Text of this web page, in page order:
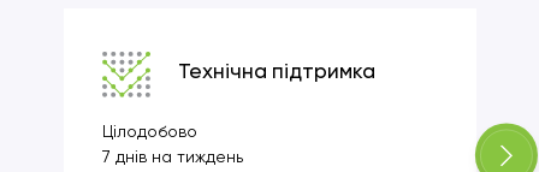
Технічна підтримка
Цілодобово
7 днів на тиждень